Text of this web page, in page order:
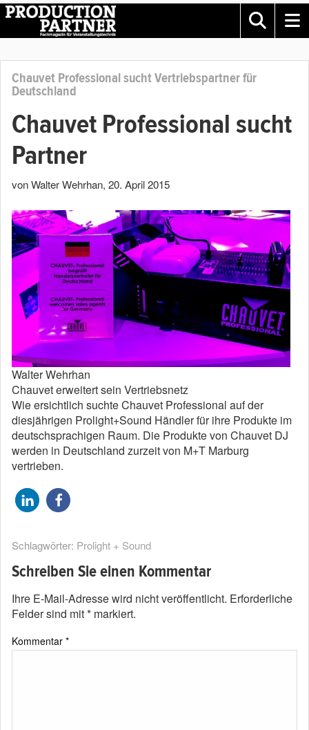
Chauvet Professional sucht Vertriebspartner für
Deutschland
Chauvet Professional sucht
Partner
von Walter Wehrhan, 20. April 2015
Walter Wehrhan
Chauvet erweitert sein Vertriebsnetz
Wie ersichtlich suchte Chauvet Professional auf der
diesjährigen Prolight+Sound Händler für ihre Produkte im
deutschsprachigen Raum. Die Produkte von Chauvet DJ
werden in Deutschland zurzeit von M+T Marburg
vertrieben.
Schlagwörter: Prolight + Sound
Schreiben Sie einen Kommentar
Ihre E-Mail-Adresse wird nicht veröffentlicht. Erforderliche
Felder sind mit* markiert.
Kommentar *